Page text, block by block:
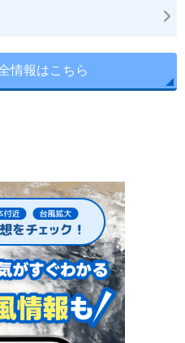
情報はこちら